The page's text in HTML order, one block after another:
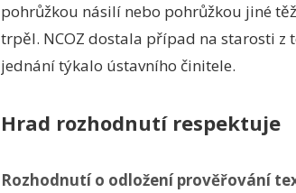
pohrůžkou násilí nebo pohrůžkou jiné
trpěl. NCOZ dostala případ na starosti z
jednání týkalo ústavního činitele.
Hrad rozhodnutí respektuje
Rozhodnutí o odložení prověřování